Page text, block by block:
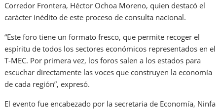
Corredor Frontera, Héctor Ochoa Moreno, quien destacó el
carácter inédito de este proceso de consulta nacional.
“Este foro tiene un formato fresco, que permite recoger el
espíritu de todos los sectores económicos representados en el
T-MEC. Por primera vez, los foros salen a los estados para
escuchar directamente las voces que construyen la economía
de cada región”, expresó.
El evento fue encabezado por la secretaria de Economía, Ninfa